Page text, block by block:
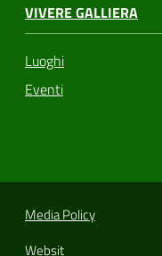
VIVERE GALLIERA
Luoghi
Eventi
Media Policy
Websit